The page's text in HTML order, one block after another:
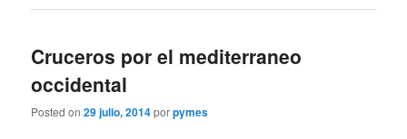
Cruceros por el mediterraneo
occidental
Posted on29 julio, 2014porpymes